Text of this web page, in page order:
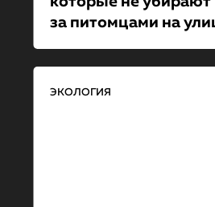
за питомцами на
ЭКОЛОГИЯ